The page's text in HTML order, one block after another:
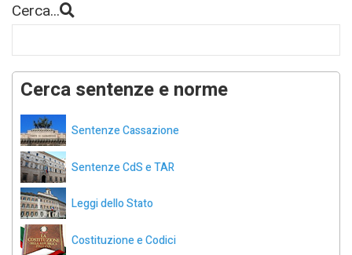
Cerca...
Cerca sentenze e norme
Sentenze Cassazione
Sentenze CdS e TAR
Leggi dello Stato
Costituzione e Codici